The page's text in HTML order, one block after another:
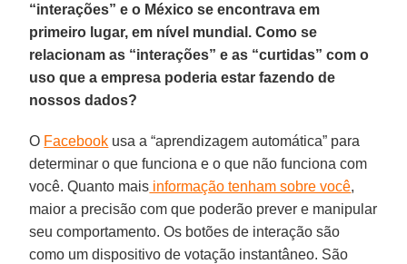
“interações” e o México se encontrava em
primeiro lugar, em nível mundial. Como se
relacionam as “interações” e as “curtidas” com o
uso que a empresa poderia estar fazendo de
nossos dados?
O Facebook usa a “aprendizagem automática” para
determinar o que funciona e o que não funciona com
você. Quanto mais informação tenham sobre você,
maior a precisão com que poderão prever e manipular
seu comportamento. Os botões de interação são
como um dispositivo de votação instantâneo. São